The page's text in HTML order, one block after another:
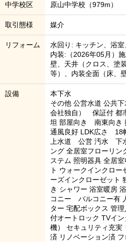
中学校区 原山中学校（979m）
取引態様 媒介
リフォーム
水回り: キッチン、浴
内装:（2026年05月）
壁、天井（クロス、塗
等）、内装全面（床、
設備
本下水
その他 公営水道 公共
会社独自） 保証付 都
坦 部屋向き 南東向き
通風良好 LDK広さ 18
上水道 公営 汚水 下
ング 全居室フローリン
ステム 照明器具 全居
ト ウォークインクロー
ーズインクローゼット
き シャワー 浴室暖房
コニー バルコニー有
ター 宅配ボックス 管
付オートロック TVイ
機） セキュリティ充
済 リノベーション済